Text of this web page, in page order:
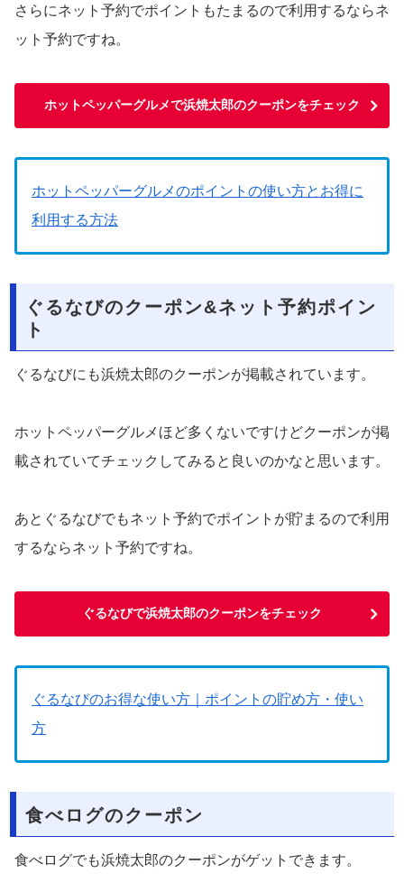
さらにネット予約でポイントもたまるので利用するならネ
ット予約ですね。
ホットペッパーグルメで浜焼太郎のクーポンをチェック
ホットペッパーグルメのポイントの使い方とお得に
利用する方法
ぐるなびのクーポン&ネット予約ポイン
ト
ぐるなびにも浜焼太郎のクーポンが掲載されています。
ホットペッパーグルメほど多くないですけどクーポンが掲
載されていてチェックしてみると良いのかなと思います。
あとぐるなびでもネット予約でポイントが貯まるので利用
するならネット予約ですね。
ぐるなびで浜焼太郎のクーポンをチェック
ぐるなびのお得な使い方｜ポイントの貯め方・使い
方
食べログのクーポン
食べログでも浜焼太郎のクーポンがゲットできます。